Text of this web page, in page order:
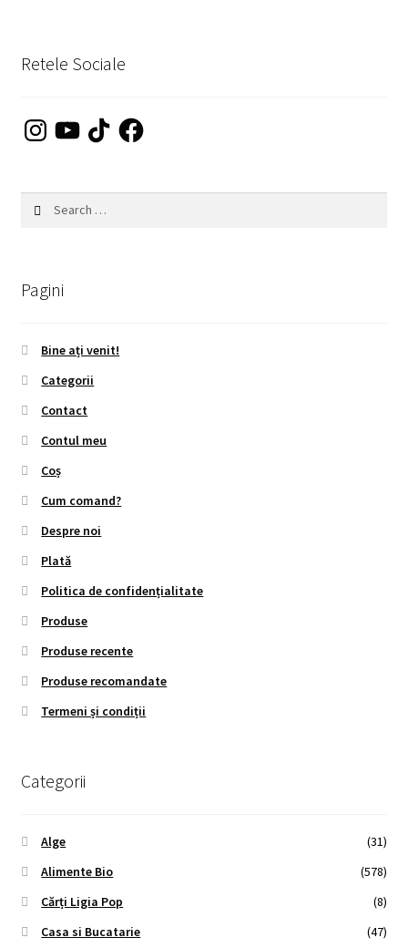
Retele Sociale
InstagramYouTubeTikTokFacebook
Pagini
Bine ați venit!
Categorii
Contact
Contul meu
Coș
Cum comand?
Despre noi
Plată
Politica de confidențialitate
Produse
Produse recente
Produse recomandate
Termeni și condiții
Categorii
Alge
(31)
Alimente Bio
(578)
Cărți Ligia Pop
(8)
Casa si Bucatarie
(47)